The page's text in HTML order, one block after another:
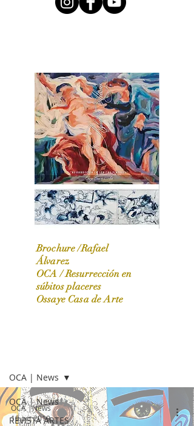
OCA|News 31 / Marzo-Abril / 2024
Brochure /Rafael
Álvarez
OCA /Resurrección en
súbitos placeres
Ossaye Casa de Arte
OCA | News
REVISTA ARTES
OCA | News
OCA |News
19 oct 2019